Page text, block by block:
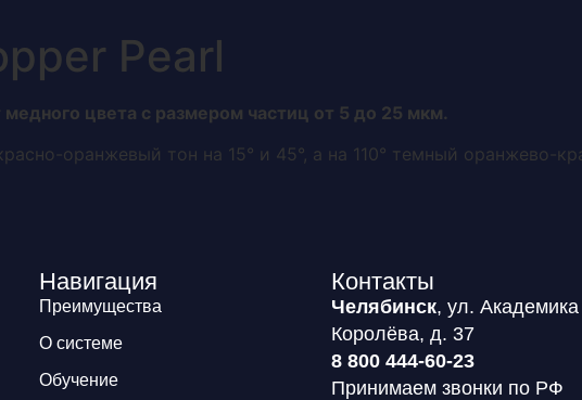
Pearl
цвета с размером частиц от 5 до 25 мкм.
оранжевый тон на 15° и 45°, а на 110° темный оранжево-
Навигация
Преимущества
О системе
Обучение
Контакты
Челябинск, ул. Академика
Королёва, д. 37
8 800 444-60-23
Принимаем звонки по РФ